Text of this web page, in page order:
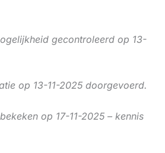
gecontroleerd op 13-
op 13-11-2025 doorgevoerd.
op 17-11-2025 – kennis